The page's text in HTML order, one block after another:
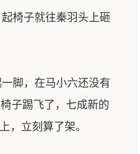
椅子就往秦羽头上砸
脚，在马小六还没有
子踢飞了，七成新的
，立刻算了架。